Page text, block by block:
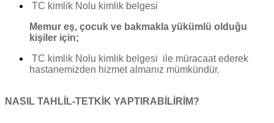
TC kimlik Nolu kimlik belgesi
Memur eş, çocuk ve bakmakla yükümlü olduğu
kişiler için;
TC kimlik Nolu kimlik belgesi ile müracaat ederek
hastanemizden hizmet almanız mümkündür.
NASIL TAHLİL-TETKİK YAPTIRABİLİRİM?